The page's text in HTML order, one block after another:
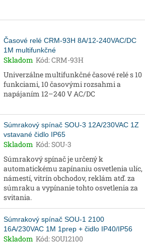
Časové relé CRM-93H 8A/12-240VAC/DC
1M multifunkčné
Skladom Kód:CRM-93H
Univerzálne multifunkčné časové relé s 10
funkciami, 10 časovými rozsahmi a
napájaním 12–240 V AC/DC
Súmrakový spínač SOU-3 12A/230VAC 1Z
vstavané čidlo IP65
Skladom Kód:SOU-3
Súmrakový spínač je určený k
automatickému zapínaniu osvetlenia ulíc,
námestí, vitrín obchodov, reklám atď. za
súmraku a vypínanie tohto osvetlenia za
svitania.
Súmrakový spínač SOU-1 2100
16A/230VAC 1M 1prep + čidlo IP40/IP56
Skladom Kód:SOU12100